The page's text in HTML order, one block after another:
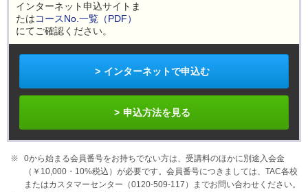
インターネット申込サイトま
たはコースNo.一覧（PDF）
にてご確認ください。
インターネットで申込む
申込方法を見る
0から始まる会員番号をお持ちでない方は、受講料のほかに別途入会金
（￥10,000・ 10%税込）が必要です。会員番号につきましては、TAC各校
またはカスタマーセンター（0120-509-117）までお問い合わせください。